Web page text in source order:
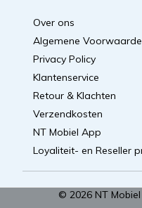
Over ons
Algemene
Privacy Policy
Klantenservice
Retour & Klachten
Verzendkosten
NT Mobiel App
Loyaliteit- en Reseller
© 2026 NT